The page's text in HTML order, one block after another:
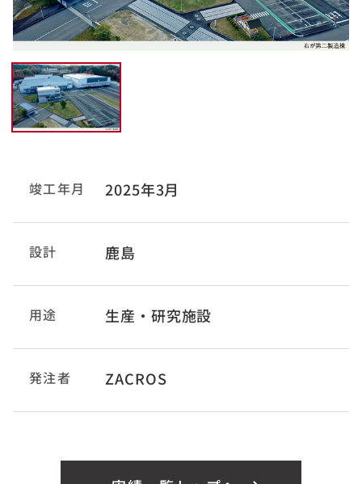
竣工年月 2025年3月
設計 鹿島
用途 生産・研究施設
発注者 ZACROS